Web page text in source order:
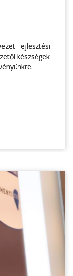
Fejlesztési
készségek